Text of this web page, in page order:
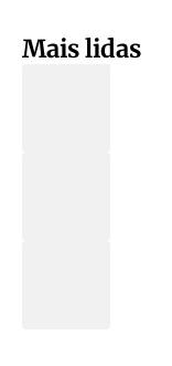
Mais lidas